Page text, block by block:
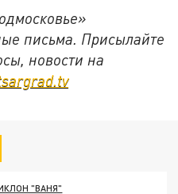
письма. Присылайте
новости на
"ВАНЯ"